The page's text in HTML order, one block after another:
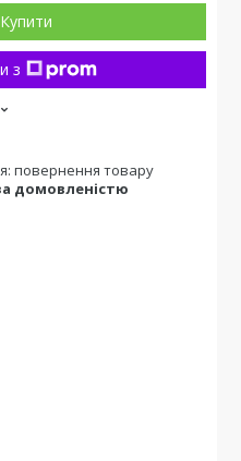
Купити
з
повернення товару
домовленістю